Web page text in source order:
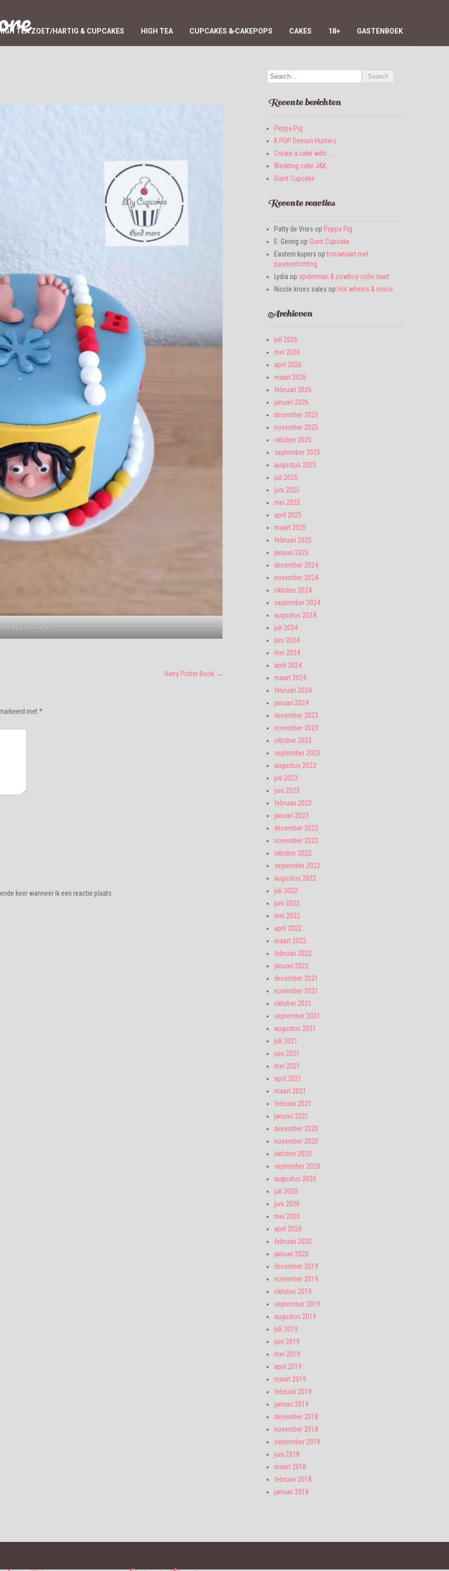
TEA ZOET/HARTIG & CUPCAKES HIGH TEA CUPCAKES & CAKEPOPS CAKES 18+ GASTENBOEK
taartje
Harry Potter Book →
met*
keer wanneer ik een reactie plaats.
Recente berichten
Peppa Pig
K POP Demon Hunters
Create a cake with ….
Wedding cake J&K
Giant Cupcake
Recente reacties
Patty de Vries op Peppa Pig
E. Gering op Giant Cupcake
Eastern kupers optrouwtaart met
parelverlichting
Lydia op spiderman & cowboy cijfer taart
Nicole kroes sales op Hot wheels & mario
Archieven
juli 2026
mei 2026
april 2026
maart 2026
februari 2026
januari 2026
december 2025
november 2025
oktober 2025
september 2025
augustus 2025
juli 2025
juni 2025
mei 2025
april 2025
maart 2025
februari 2025
januari 2025
december 2024
november 2024
oktober 2024
september 2024
augustus 2024
juli 2024
juni 2024
mei 2024
april 2024
maart 2024
februari 2024
januari 2024
december 2023
november 2023
oktober 2023
september 2023
augustus 2023
juli 2023
juni 2023
februari 2023
januari 2023
december 2022
november 2022
oktober 2022
september 2022
augustus 2022
juli 2022
juni 2022
mei 2022
april 2022
maart 2022
februari 2022
januari 2022
december 2021
november 2021
oktober 2021
september 2021
augustus 2021
juli 2021
juni 2021
mei 2021
april 2021
maart 2021
februari 2021
januari 2021
december 2020
november 2020
oktober 2020
september 2020
augustus 2020
juli 2020
juni 2020
mei 2020
april 2020
februari 2020
januari 2020
december 2019
november 2019
oktober 2019
september 2019
augustus 2019
juli 2019
juni 2019
mei 2019
april 2019
maart 2019
februari 2019
januari 2019
december 2018
november 2018
september 2018
juni 2018
maart 2018
februari 2018
januari 2018